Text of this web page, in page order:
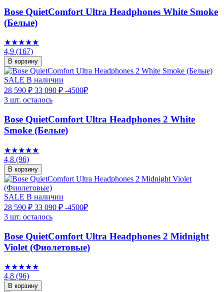
Bose QuietComfort Ultra Headphones White Smoke
(Белые)
★★★★★
4,9 (167)
В корзину
SALE В наличии
28 590 ₽ 33 090 ₽ -4500₽
3 шт. осталось
Bose QuietComfort Ultra Headphones 2 White
Smoke (Белые)
★★★★★
4,8 (96)
В корзину
SALE В наличии
28 590 ₽ 33 090 ₽ -4500₽
3 шт. осталось
Bose QuietComfort Ultra Headphones 2 Midnight
Violet (Фиолетовые)
★★★★★
4,8 (96)
В корзину